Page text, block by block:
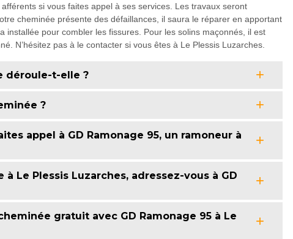
si vous faites appel à ses services. Les travaux seront
cheminée présente des défaillances, il saura le réparer en apportant
installée pour combler les fissures. Pour les solins maçonnés, il est
N’hésitez pas à le contacter si vous êtes à Le Plessis Luzarches.
déroule-t-elle ?
?
appel à GD Ramonage 95, un ramoneur à
Le Plessis Luzarches, adressez-vous à GD
gratuit avec GD Ramonage 95 à Le